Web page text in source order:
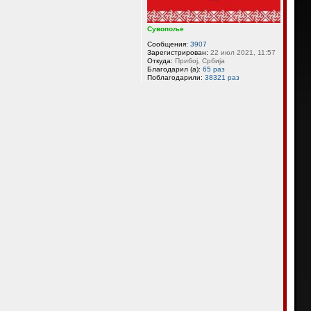
Сувопоље
Сообщения: 3907
Зарегистрирован: 22 июл 2021, 11:57
Откуда: Прибој, Србија
Благодарил (а): 65 раз
Поблагодарили: 38321 раз